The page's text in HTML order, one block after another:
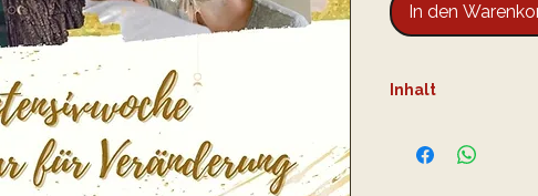
In den
Inhalt
Anleitung und